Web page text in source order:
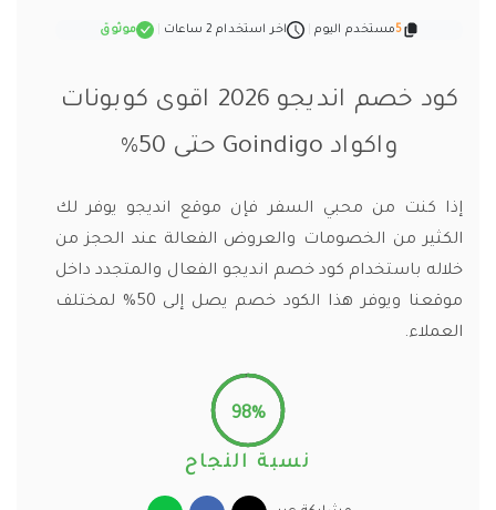
5مستخدم اليوم اخر استخدام 2 ساعات موثوق
كود خصم انديجو 2026 اقوى كوبونات
واكواد Goindigo حتى 50%
إذا كنت من محبي السفر فإن موقع انديجو يوفر لك
الكثير من الخصومات والعروض الفعالة عند الحجز من
خلاله باستخدام كود خصم انديجو الفعال والمتجدد داخل
موقعنا ويوفر هذا الكود خصم يصل إلى 50% لمختلف
العملاء.
98%
نسبة النجاح